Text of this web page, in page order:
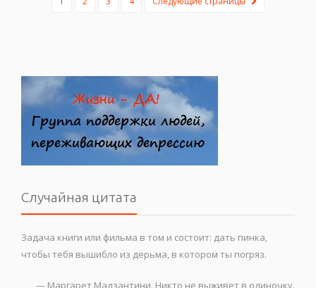
Случайная цитата
Задача книги или фильма в том и состоит: дать пинка,
чтобы тебя вышибло из дерьма, в котором ты погряз.
— Маргарет Мадзантини. Никто не выживет в одиночку.